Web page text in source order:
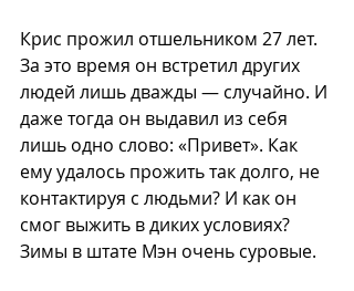
Крис прожил отшельником 27 лет.
За это время он встретил других
людей лишь дважды — случайно. И
даже тогда он выдавил из себя
лишь одно слово: «Привет». Как
ему удалось прожить так долго, не
контактируя с людьми? И как он
смог выжить в диких условиях?
Зимы в штате Мэн очень суровые.